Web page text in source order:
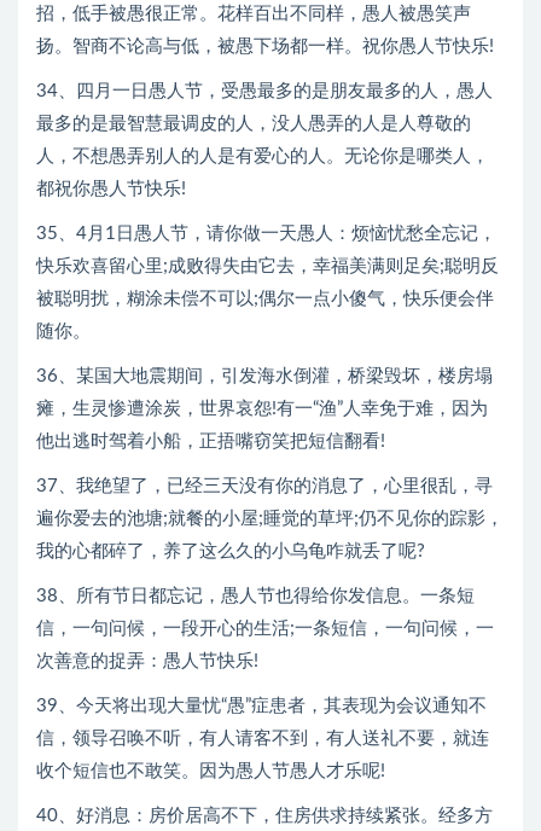
招，低手被愚很正常。花样百出不同样，愚人被愚笑声
扬。智商不论高与低，被愚下场都一样。祝你愚人节快乐!
34、四月一日愚人节，受愚最多的是朋友最多的人，愚人
最多的是最智慧最调皮的人，没人愚弄的人是人尊敬的
人，不想愚弄别人的人是有爱心的人。无论你是哪类人，
都祝你愚人节快乐!
35、4月1日愚人节，请你做一天愚人：烦恼忧愁全忘记，
快乐欢喜留心里;成败得失由它去，幸福美满则足矣;聪明反
被聪明扰，糊涂未偿不可以;偶尔一点小傻气，快乐便会伴
随你。
36、某国大地震期间，引发海水倒灌，桥梁毁坏，楼房塌
瘫，生灵惨遭涂炭，世界哀怨!有一“渔”人幸免于难，因为
他出逃时驾着小船，正捂嘴窃笑把短信翻看!
37、我绝望了，已经三天没有你的消息了，心里很乱，寻
遍你爱去的池塘;就餐的小屋;睡觉的草坪;仍不见你的踪影，
我的心都碎了，养了这么久的小乌龟咋就丢了呢?
38、所有节日都忘记，愚人节也得给你发信息。一条短
信，一句问候，一段开心的生活;一条短信，一句问候，一
次善意的捉弄：愚人节快乐!
39、今天将出现大量忧“愚”症患者，其表现为会议通知不
信，领导召唤不听，有人请客不到，有人送礼不要，就连
收个短信也不敢笑。因为愚人节愚人才乐呢!
40、好消息：房价居高不下，住房供求持续紧张。经多方